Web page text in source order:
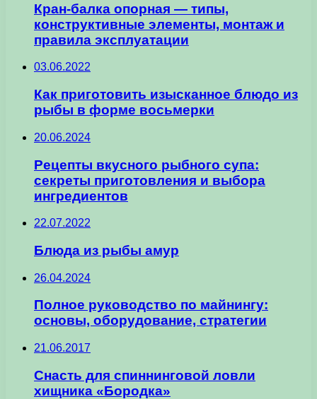
Кран-балка опорная — типы,
конструктивные элементы, монтаж и
правила эксплуатации
03.06.2022
Как приготовить изысканное блюдо из
рыбы в форме восьмерки
20.06.2024
Рецепты вкусного рыбного супа:
секреты приготовления и выбора
ингредиентов
22.07.2022
Блюда из рыбы амур
26.04.2024
Полное руководство по майнингу:
основы, оборудование, стратегии
21.06.2017
Снасть для спиннинговой ловли
хищника «Бородка»